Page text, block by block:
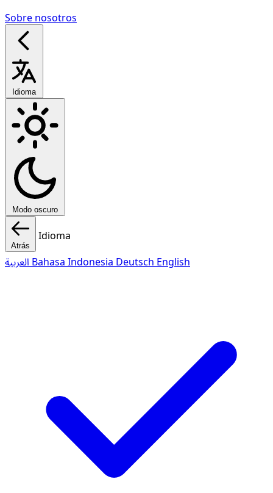
Sobre nosotros
Idioma
Modo oscuro
Atrás
Idioma
Bahasa Indonesia Deutsch English